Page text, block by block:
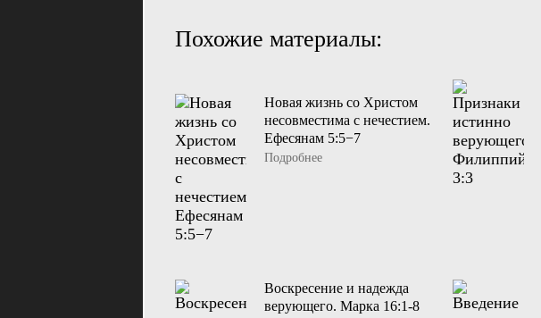
Похожие материалы:
Новая жизнь со Христом
несовместима с нечестием.
Ефесянам 5:5−7
Подробнее
Воскресение и надежда
верующего. Марка 16:1-8